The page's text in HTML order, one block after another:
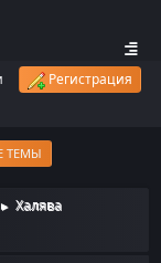
Регистрация
ТЕМЫ
► Халява